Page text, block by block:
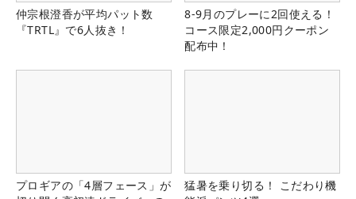
仲宗根澄香が平均パット数
『TRTL』で6人抜き！
8-9月のプレーに2回使える！
コース限定2,000円クーポン
配布中！
プロギアの「4層フェース」が
猛暑を乗り切る！ こだわり機